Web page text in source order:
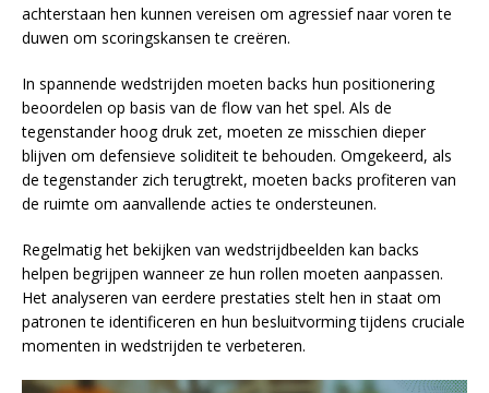
achterstaan hen kunnen vereisen om agressief naar voren te
duwen om scoringskansen te creëren.
In spannende wedstrijden moeten backs hun positionering
beoordelen op basis van de flow van het spel. Als de
tegenstander hoog druk zet, moeten ze misschien dieper
blijven om defensieve soliditeit te behouden. Omgekeerd, als
de tegenstander zich terugtrekt, moeten backs profiteren van
de ruimte om aanvallende acties te ondersteunen.
Regelmatig het bekijken van wedstrijdbeelden kan backs
helpen begrijpen wanneer ze hun rollen moeten aanpassen.
Het analyseren van eerdere prestaties stelt hen in staat om
patronen te identificeren en hun besluitvorming tijdens cruciale
momenten in wedstrijden te verbeteren.